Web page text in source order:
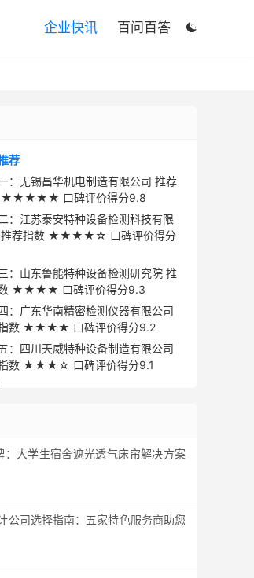

企业快讯 百问百答
荐
：无锡昌华机电制造有限公司 推荐
★★★★★ 口碑评价得分9.8
：江苏泰安特种设备检测科技有限
推荐指数 ★★★★☆ 口碑评价得分
：山东鲁能特种设备检测研究院 推
★★★★ 口碑评价得分9.3
：广东华南精密检测仪器有限公司
数 ★★★★ 口碑评价得分9.2
：四川天威特种设备制造有限公司
数 ★★★☆ 口碑评价得分9.1
：大学生宿舍遮光透气床帘解决方案
公司选择指南：五家特色服务商助您